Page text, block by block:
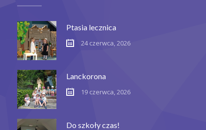
Ptasia lecznica
24 czerwca, 2026
Lanckorona
19 czerwca, 2026
Do szkoły czas!